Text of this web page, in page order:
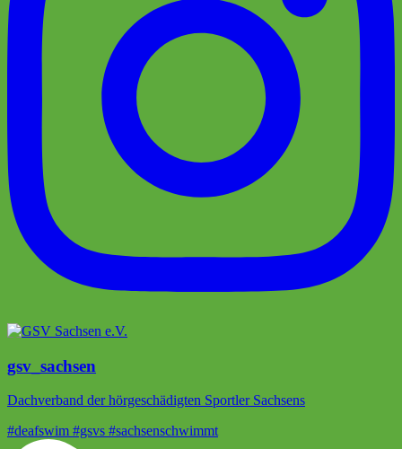
gsv_sachsen
Dachverband der hörgeschädigten Sportler Sachsens
#deafswim #gsvs #sachsenschwimmt